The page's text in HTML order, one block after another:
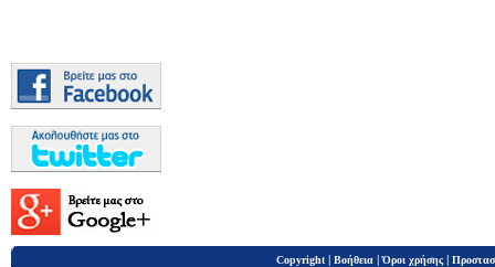
Copyright | Βοήθεια |Όροι χρήσης |